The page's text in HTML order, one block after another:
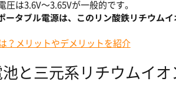
は3.6V〜3.65Vが一般的です。
タブル電源は、このリン酸鉄リチウム
？メリットやデメリットを紹介
と三元系リチウムイオ